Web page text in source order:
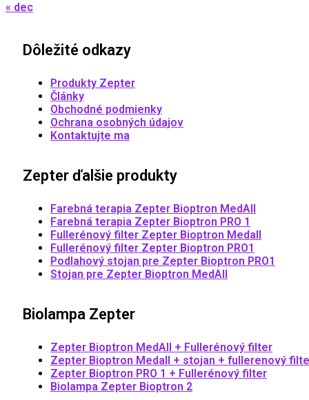
« dec
Dôležité odkazy
Produkty Zepter
Články
Obchodné podmienky
Ochrana osobných údajov
Kontaktujte ma
Zepter ďalšie produkty
Farebná terapia Zepter Bioptron MedAll
Farebná terapia Zepter Bioptron PRO 1
Fullerénový filter Zepter Bioptron Medall
Fullerénový filter Zepter Bioptron PRO1
Podlahový stojan pre Zepter Bioptron PRO1
Stojan pre Zepter Bioptron MedAll
Biolampa Zepter
Zepter Bioptron MedAll + Fullerénový filter
Zepter Bioptron Medall + stojan + fullerenový
Zepter Bioptron PRO 1 + Fullerénový filter
Biolampa Zepter Bioptron 2